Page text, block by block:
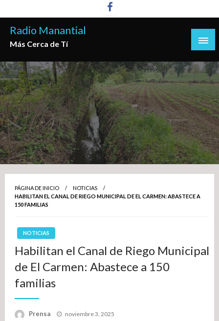
al
contenido
Radio Manantial
Más Cerca de Tí
PÁGINA DE INICIO
NOTICIAS
HABILITAN EL CANAL DE RIEGO MUNICIPAL DE EL CARMEN: ABASTECE A
150 FAMILIAS
NOTICIAS
Habilitan el Canal de Riego Municipal
de El Carmen: Abastece a 150
familias
Prensa
Publicado
noviembre 3, 2025